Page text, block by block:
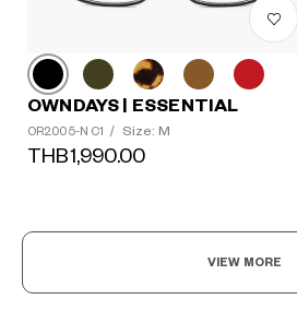
OWNDAYS | ESSENTIAL
OR2005-N C1 / Size: M
THB1,990.00
VIEW MORE